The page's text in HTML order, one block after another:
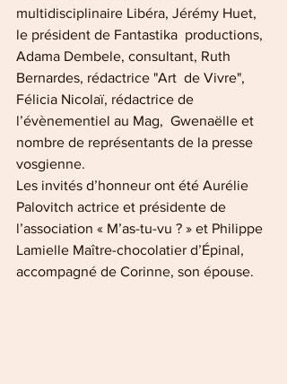
multidisciplinaire Libéra, Jérémy Huet,
le président de Fantastika  productions,
Adama Dembele, consultant, Ruth
Bernardes, rédactrice "Art  de Vivre",
Félicia Nicolaï, rédactrice de
l’évènementiel au Mag,  Gwenaëlle et
nombre de représentants de la presse
vosgienne.
Les invités d’honneur ont été Aurélie
Palovitch actrice et présidente de
l’association « M’as-tu-vu ? » et Philippe
Lamielle Maître-chocolatier d’Épinal,
accompagné de Corinne, son épouse.